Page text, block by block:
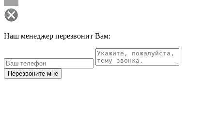
Наш менеджер перезвонит Вам:
Перезвоните мне